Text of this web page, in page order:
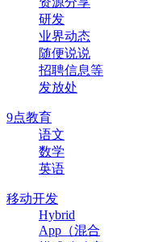
研发
业界动态
随便说说
招聘信息等
发放处
9点教育
语文
数学
英语
移动开发
Hybrid
App（混合